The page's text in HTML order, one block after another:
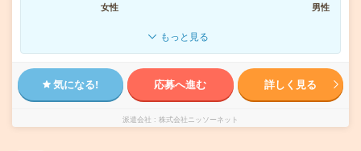
女性
男性
もっと見る
気になる! 応募へ進む 詳しく見る
派遣会社 株式会社ニッソーネット